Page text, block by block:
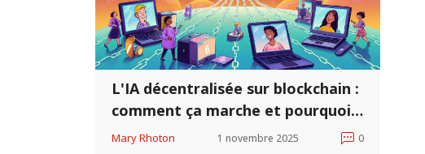
L'IA décentralisée sur blockchain :
comment ça marche et pourquoi
ça change tout
Mary Rhoton 1 novembre 2025 0